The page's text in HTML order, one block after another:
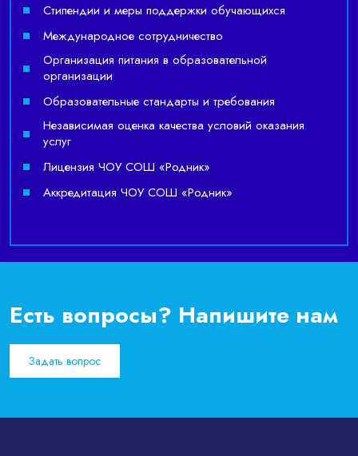
Стипендии и меры поддержки обучающихся
Международное сотрудничество
Организация питания в образовательной
организации
Образовательные стандарты и требования
Независимая оценка качества условий оказания
услуг
Лицензия ЧОУ СОШ «Родник»
Аккредитация ЧОУ СОШ «Родник»
Есть вопросы? Напишите нам
Задать вопрос